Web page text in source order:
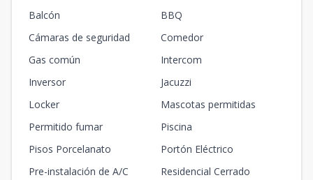
Balcón
BBQ
Cámaras de seguridad
Comedor
Gas común
Intercom
Inversor
Jacuzzi
Locker
Mascotas permitidas
Permitido fumar
Piscina
Pisos Porcelanato
Portón Eléctrico
Pre-instalación de A/C
Residencial Cerrado